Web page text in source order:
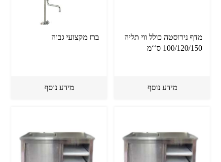
מדף נירוסטה כולל ווי תליה
100/120/150 ס‘‘מ
מידע נוסף
ברז מקצועי גבוה
מידע נוסף